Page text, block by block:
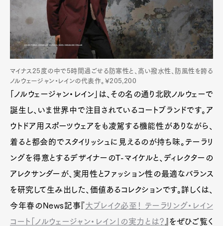
マイナス25度の中で5時間過ごせる防寒性と、高い撥水性、防風性を誇る
ノルウェージャン・レインの代表作。¥205,200
「ノルウェージャン・レイン」は、その名の通り北欧ノルウェーで
誕生し、いま世界中で注目されているコートブランドです。ア
ウトドア用スポーツウェアをも凌駕する機能性がありながら、
着ると都会的でスタイリッシュに見えるのが持ち味。テーラリ
ングを得意とするデザイナーのT-マイケルと、ディレクターの
アレクサンダーが、実用性とファッション性の最適なバランス
を研究して生み出した、価値あるコレクションです。詳しくは、
今年春のNews記事『大ブレイク必至！ テーラリング・レイン
コート「ノルウェージャン・レイン」の実力とは？
』をぜひご覧く